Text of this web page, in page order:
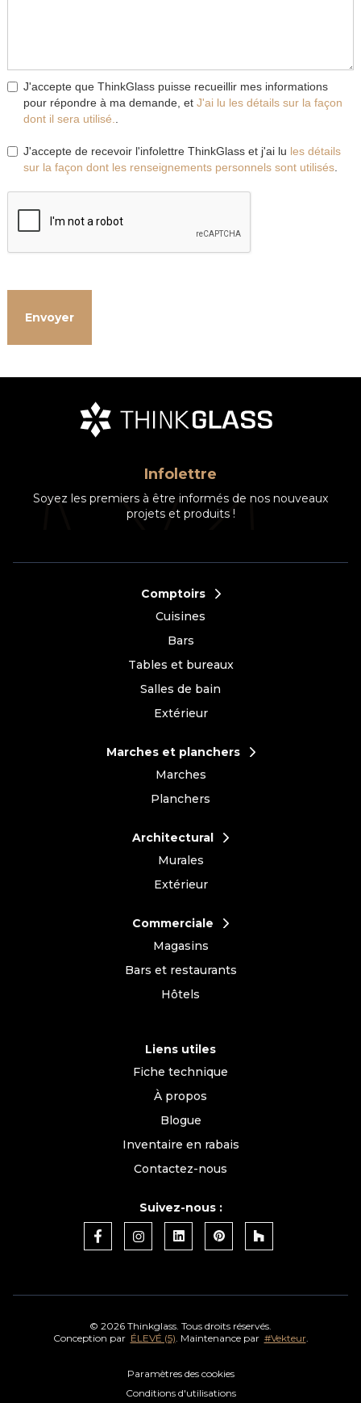
J'accepte que ThinkGlass puisse recueillir mes informations
pour répondre à ma demande, et J'ai lu les détails sur la façon
dont il sera utilisé.
J'accepte de recevoir l'infolettre ThinkGlass et j'ai lu les détails
sur la façon dont les renseignements personnels sont utilisés.
Infolettre
Soyez les premiers à être informés de nos nouveaux
projets et produits !
Comptoirs
Cuisines
Bars
Tables et bureaux
Salles de bain
Extérieur
Marches et planchers
Marches
Planchers
Architectural
Murales
Extérieur
Commerciale
Magasins
Bars et restaurants
Hôtels
Liens utiles
Fiche technique
À propos
Blogue
Inventaire en rabais
Contactez-nous
Suivez-nous :
© 2026 Thinkglass. Tous droits réservés.
Conception par ÉLEVÉ (5) . Maintenance par #Vekteur.
Paramètres des cookies
Conditions d'utilisations